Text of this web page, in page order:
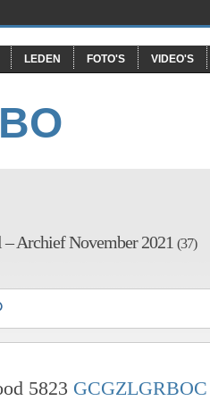
LEDEN FOTO'S VIDEO'S
Archief November 2021 (37)
5823 GCGZLGRBOC